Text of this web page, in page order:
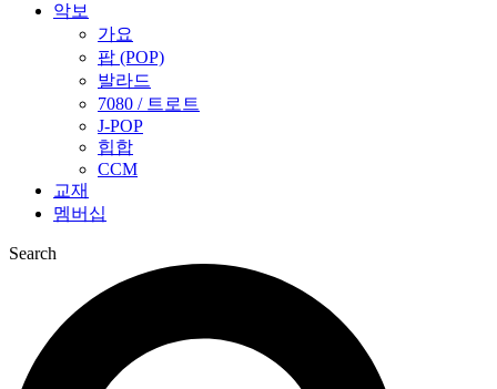
악보
가요
팝 (POP)
발라드
7080 / 트로트
J-POP
힙합
CCM
교재
멤버십
Search